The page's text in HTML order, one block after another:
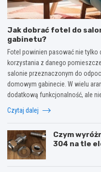
Jak dobrać fotel do
gabinetu?
Fotel powinien pasować nie
korzystania z danego
salonie przeznaczonym do
domowym gabinecie. W wielu
dodatkową funkcjonalność, ale
Czytaj dalej
Czym
304 na tle